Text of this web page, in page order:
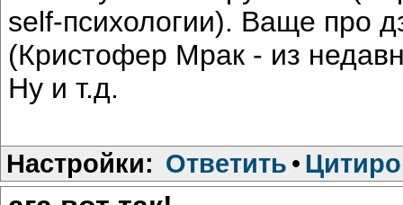
self-психологии). Ваще про
(Кристофер Мрак - из
Ну и т.д.
Настройки: Ответить •